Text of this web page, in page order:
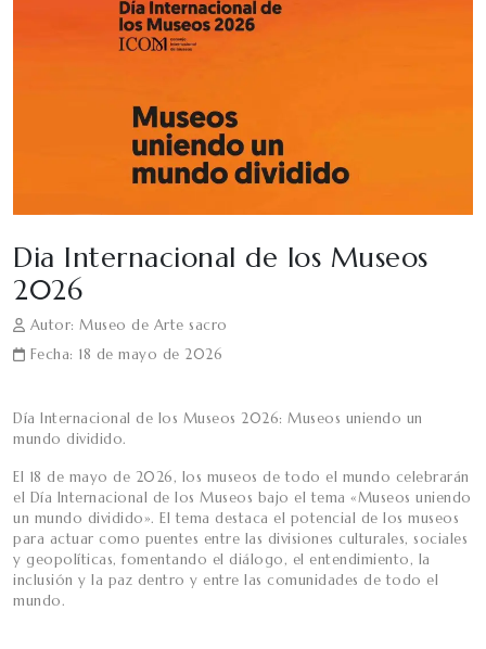
Dia Internacional de los Museos
2026
Autor: Museo de Arte sacro
Fecha: 18 de mayo de 2026
Día Internacional de los Museos 2026: Museos uniendo un
mundo dividido.
El 18 de mayo de 2026, los museos de todo el mundo celebrarán
el Día Internacional de los Museos bajo el tema «Museos uniendo
un mundo dividido». El tema destaca el potencial de los museos
para actuar como puentes entre las divisiones culturales, sociales
y geopolíticas, fomentando el diálogo, el entendimiento, la
inclusión y la paz dentro y entre las comunidades de todo el
mundo.